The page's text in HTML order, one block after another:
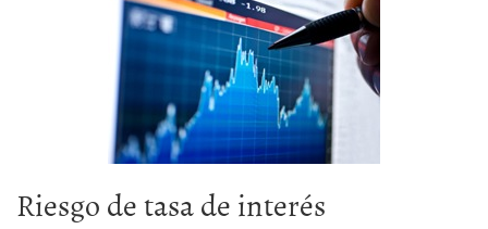
Riesgo de tasa de interés